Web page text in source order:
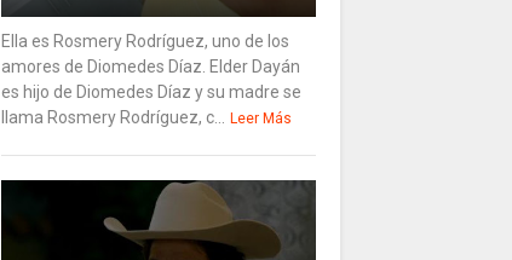
Ella es Rosmery Rodríguez, uno de los
amores de Diomedes Díaz. Elder Dayán
es hijo de Diomedes Díaz y su madre se
llama Rosmery Rodríguez, c... Leer Más